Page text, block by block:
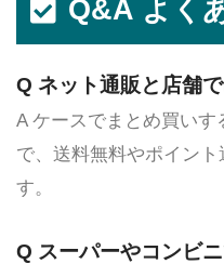
Q&A よく
Q ネット通販と店舗
A ケースでまとめ買い
で、送料無料やポイン
す。
Q スーパーやコンビ